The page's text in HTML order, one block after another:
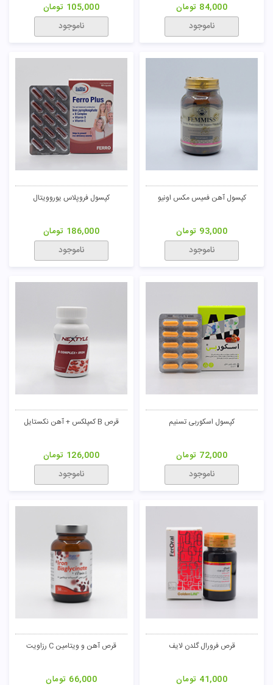
84,000 تومان
ناموجود
105,000 تومان
ناموجود
کپسول آهن فمیس مکس اونیو
93,000 تومان
ناموجود
کپسول فروپلاس یوروویتال
186,000 تومان
ناموجود
کپسول اسکوربی تسنیم
72,000 تومان
ناموجود
قرص B کمپلکس + آهن نکستایل
126,000 تومان
ناموجود
قرص فرورال گلدن لایف
41,000 تومان
قرص آهن و ویتامین C رزاویت
66,000 تومان